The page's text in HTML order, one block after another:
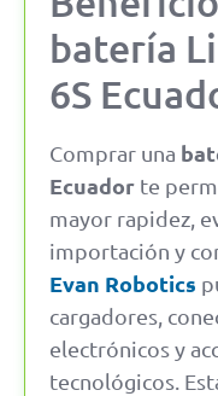
batería
6S
Comprar una
Ecuador te
mayor rapidez,
importación y
Evan Robotics
cargadores,
electrónicos y
tecnológicos.